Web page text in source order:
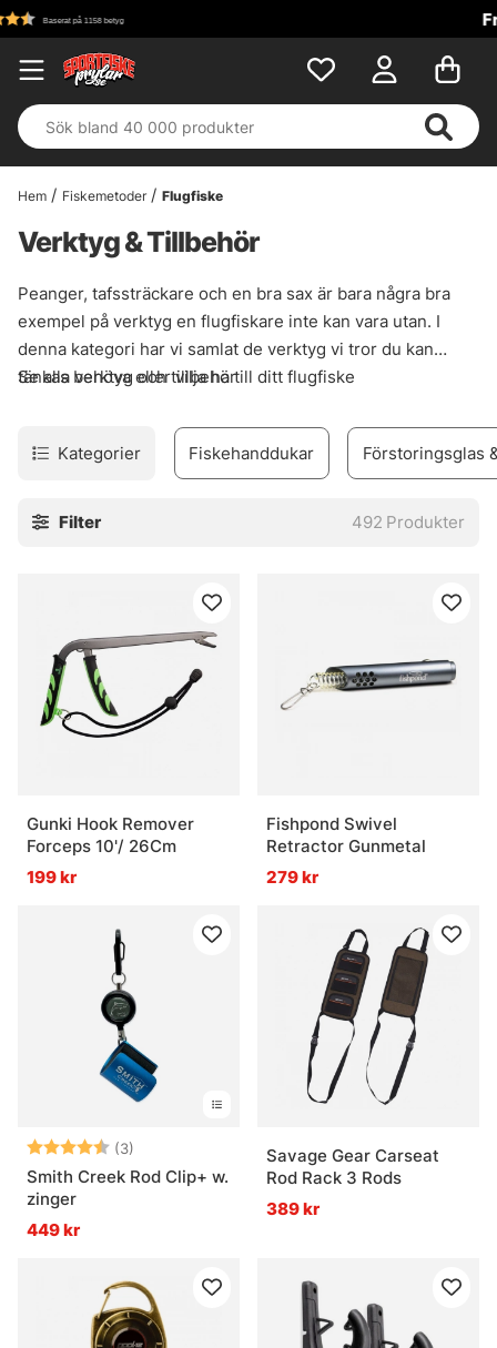
Hem Fiskemetoder Flugfiske
Verktyg & Tillbehör
Peanger, tafssträckare och en bra sax är bara några bra
exempel på verktyg en flugfiskare inte kan vara utan. I
denna kategori har vi samlat de verktyg vi tror du kan
tänkas behöva eller vilja ha till ditt flugfiske
Se alla verktyg och tillbehör
Kategorier Fiskehanddukar Förstoringsglas
Filter 492 Produkter
Gunki Hook Remover
Forceps 10'/ 26Cm
199 kr
Fishpond Swivel
Retractor Gunmetal
279 kr
Betyg: (3)
4.7 utav 5 stjärnor
Smith Creek Rod Clip+ w.
zinger
449 kr
Savage Gear Carseat
Rod Rack 3 Rods
389 kr